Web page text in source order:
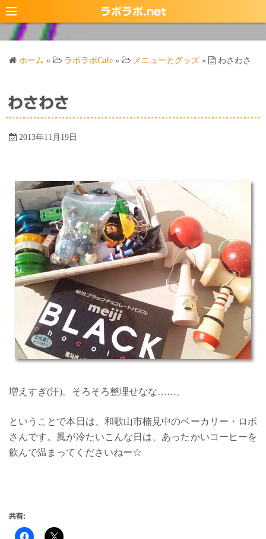
コ
ン
ス
キ
ラポラポ.net
ホーム » ラポラポCafe » メニューとグッズ » わさわさ
わさわさ
2013年11月19日
増えすぎ(汗)。そろそろ整理せなな……。
ということで本日は、和歌山市楠見中のベーカリー・ロボ
さんです。風が冷たいこんな日は、あったかいコーヒーを
飲んで温まってくださいねー☆
共有: